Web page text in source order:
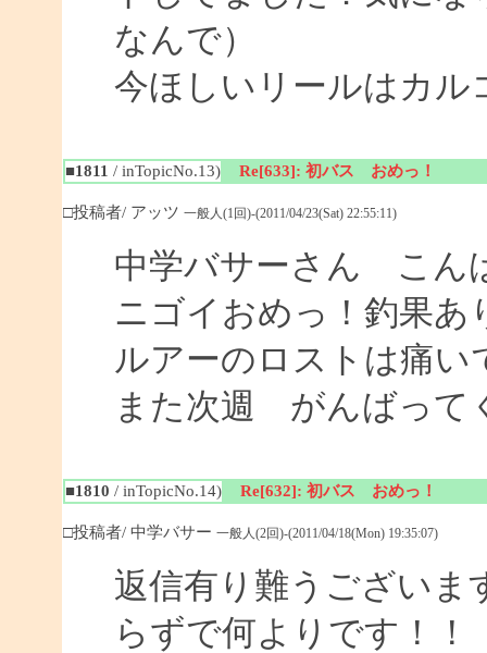
なんで）
今ほしいリールはカル
■1811 / inTopicNo.13) Re[633]: 初バス おめっ！
□投稿者/ アッツ 一般人(1回)-(2011/04/23(Sat) 22:55:11)
中学バサーさん こん
ニゴイおめっ！釣果あ
ルアーのロストは痛い
また次週 がんばって
■1810 / inTopicNo.14) Re[632]: 初バス おめっ！
□投稿者/ 中学バサー 一般人(2回)-(2011/04/18(Mon) 19:35:07)
返信有り難うございま
らずで何よりです！！